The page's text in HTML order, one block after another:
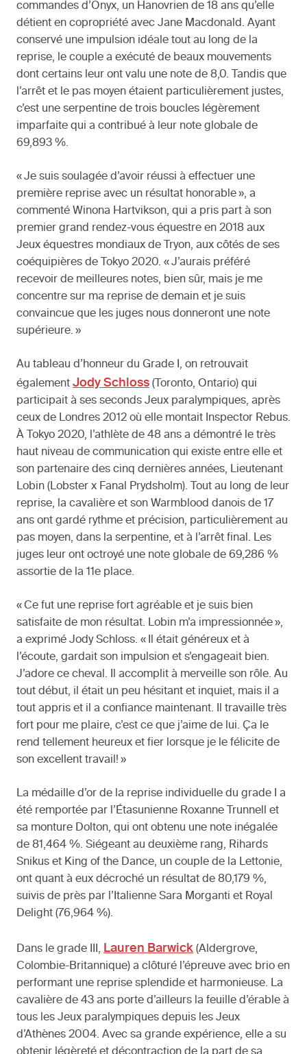
commandes d’Onyx, un Hanovrien de 18 ans qu’elle
détient en copropriété avec Jane Macdonald. Ayant
conservé une impulsion idéale tout au long de la
reprise, le couple a exécuté de beaux mouvements
dont certains leur ont valu une note de 8,0. Tandis que
l’arrêt et le pas moyen étaient particulièrement justes,
c’est une serpentine de trois boucles légèrement
imparfaite qui a contribué à leur note globale de
69,893 %.
« Je suis soulagée d’avoir réussi à effectuer une
première reprise avec un résultat honorable », a
commenté Winona Hartvikson, qui a pris part à son
premier grand rendez-vous équestre en 2018 aux
Jeux équestres mondiaux de Tryon, aux côtés de ses
coéquipières de Tokyo 2020. « J’aurais préféré
recevoir de meilleures notes, bien sûr, mais je me
concentre sur ma reprise de demain et je suis
convaincue que les juges nous donneront une note
supérieure. »
Au tableau d’honneur du Grade I, on retrouvait
également Jody Schloss (Toronto, Ontario) qui
participait à ses seconds Jeux paralympiques, après
ceux de Londres 2012 où elle montait Inspector Rebus.
À Tokyo 2020, l’athlète de 48 ans a démontré le très
haut niveau de communication qui existe entre elle et
son partenaire des cinq dernières années, Lieutenant
Lobin (Lobster x Fanal Prydsholm). Tout au long de leur
reprise, la cavalière et son Warmblood danois de 17
ans ont gardé rythme et précision, particulièrement au
pas moyen, dans la serpentine, et à l’arrêt final. Les
juges leur ont octroyé une note globale de 69,286 %
assortie de la 11e place.
« Ce fut une reprise fort agréable et je suis bien
satisfaite de mon résultat. Lobin m’a impressionnée »,
a exprimé Jody Schloss. « Il était généreux et à
l’écoute, gardait son impulsion et s’engageait bien.
J’adore ce cheval. Il accomplit à merveille son rôle. Au
tout début, il était un peu hésitant et inquiet, mais il a
tout appris et il a confiance maintenant. Il travaille très
fort pour me plaire, c’est ce que j’aime de lui. Ça le
rend tellement heureux et fier lorsque je le félicite de
son excellent travail! »
La médaille d’or de la reprise individuelle du grade I a
été remportée par l’Étasunienne Roxanne Trunnell et
sa monture Dolton, qui ont obtenu une note inégalée
de 81,464 %. Siégeant au deuxième rang, Rihards
Snikus et King of the Dance, un couple de la Lettonie,
ont quant à eux décroché un résultat de 80,179 %,
suivis de près par l’Italienne Sara Morganti et Royal
Delight (76,964 %).
Dans le grade III, Lauren Barwick (Aldergrove,
Colombie-Britannique) a clôturé l’épreuve avec brio en
performant une reprise splendide et harmonieuse. La
cavalière de 43 ans porte d’ailleurs la feuille d’érable à
tous les Jeux paralympiques depuis les Jeux
d’Athènes 2004. Avec sa grande expérience, elle a su